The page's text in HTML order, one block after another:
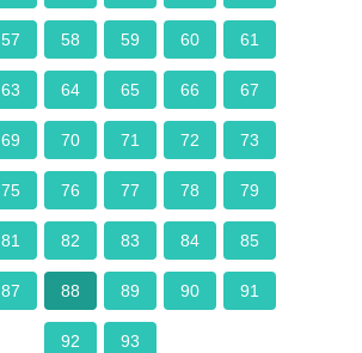
57 58 59 60 61
63 64 65 66 67
69 70 71 72 73
75 76 77 78 79
81 82 83 84 85
87 88 89 90 91
92 93